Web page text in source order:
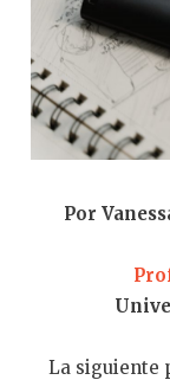
Por
La siguiente